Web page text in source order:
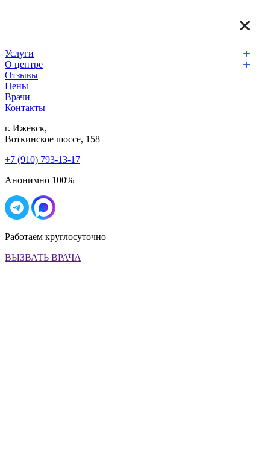
Услуги
О центре
Отзывы
Цены
Врачи
Контакты
г. Ижевск,
Воткинское шоссе, 158
+7 (910) 793-13-17
Анонимно 100%
Работаем круглосуточно
ВЫЗВАТЬ ВРАЧА